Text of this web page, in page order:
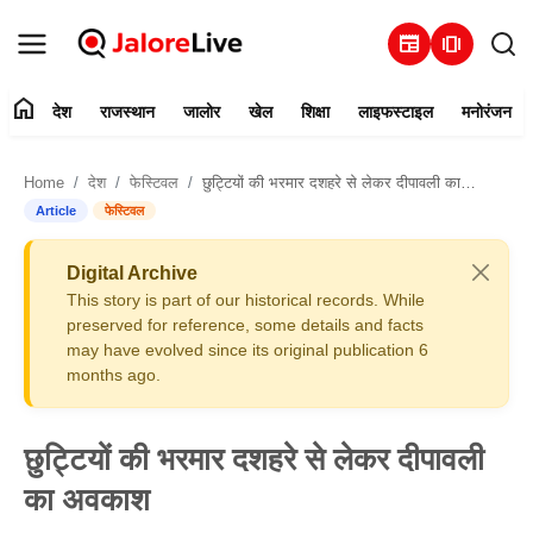
newspaper amp_stories
संपर्क करें
राजस्थान
खेल
शिक्षा
home देश राजस्थान जालोर खेल शिक्षा लाइफस्टाइल मनोरंजन
Home देश फेस्टिवल छुट्टियों की भरमार दशहरे से लेकर दीपावली का अवकाश
Article फेस्टिवल
Digital Archive
This story is part of our historical records. While
preserved for reference, some details and facts
may have evolved since its original publication 6
months ago.
छुट्टियों की भरमार दशहरे से लेकर दीपावली
का अवकाश